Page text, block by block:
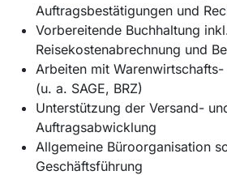
Auftragsbestätigungen und
Vorbereitende Buchhaltung
Reisekostenabrechnung und
Arbeiten mit Warenwirtschafts-
(u. a. SAGE, BRZ)
Unterstützung der Versand-
Auftragsabwicklung
Allgemeine Büroorganisation
Geschäftsführung